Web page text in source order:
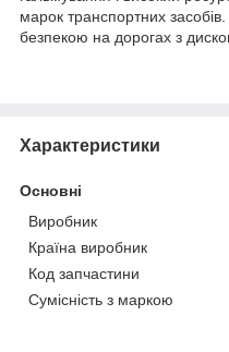
марок транспортних
безпекою на дорогах з
Характеристики
Основні
Виробник
Країна виробник
Код запчастини
Сумісність з маркою